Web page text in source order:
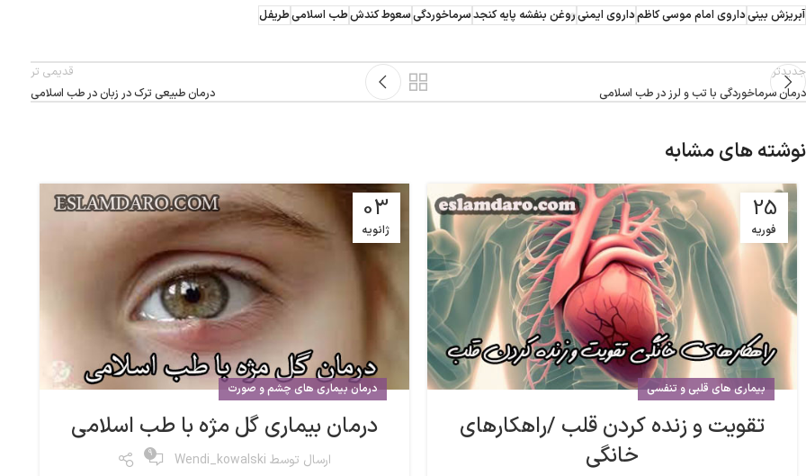
آبریزش بینیداروی امام موسی کاظمداروی ایمنیروغن بنفشه پایه کنجدسرماخوردگیسعوط کندشطب اسلامیطریفل
جدیدتر
درمان سرماخوردگی با تب و لرز در طب اسلامی
قدیمی تر
درمان طبیعی ترک در زبان در طب اسلامی
نوشته های مشابه
25
فوریه
بیماری های قلبی و تنفسی
تقویت و زنده کردن قلب /راهکارهای
خانگی
03
ژانویه
درمان بیماری های چشم و صورت
درمان بیماری گل مژه با طب اسلامی
ارسال توسط Wendi_kowalski
9